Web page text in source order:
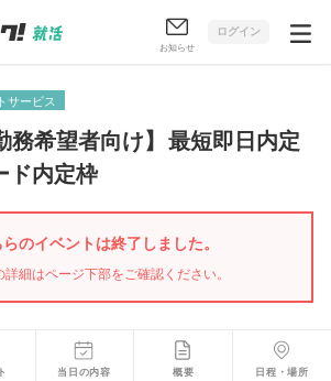
お知らせ
ログイン
サービス
務希望者向け】 最短即日内定
ド内定枠
のイベントは終了しました。
細はページ下部をご確認ください。
当日の内容 概要 日程・場所